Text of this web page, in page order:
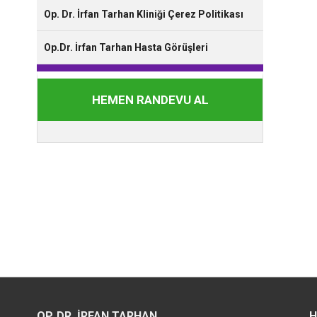
Op. Dr. İrfan Tarhan Kliniği Çerez Politikası
Op.Dr. İrfan Tarhan Hasta Görüşleri
HEMEN RANDEVU AL